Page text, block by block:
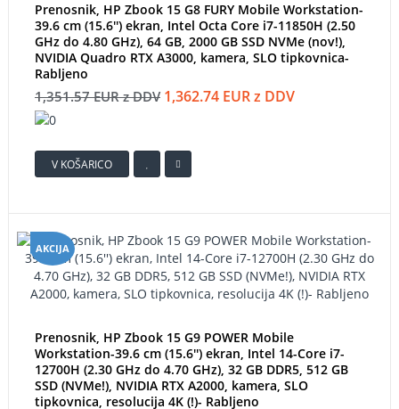
Prenosnik, HP Zbook 15 G8 FURY Mobile Workstation-
39.6 cm (15.6'') ekran, Intel Octa Core i7-11850H (2.50
GHz do 4.80 GHz), 64 GB, 2000 GB SSD NVMe (nov!),
NVIDIA Quadro RTX A3000, kamera, SLO tipkovnica-
Rabljeno
1,351.57 EUR z DDV 1,362.74 EUR z DDV
V KOŠARICO
AKCIJA
Prenosnik, HP Zbook 15 G9 POWER Mobile
Workstation-39.6 cm (15.6'') ekran, Intel 14-Core i7-
12700H (2.30 GHz do 4.70 GHz), 32 GB DDR5, 512 GB
SSD (NVMe!), NVIDIA RTX A2000, kamera, SLO
tipkovnica, resolucija 4K (!)- Rabljeno